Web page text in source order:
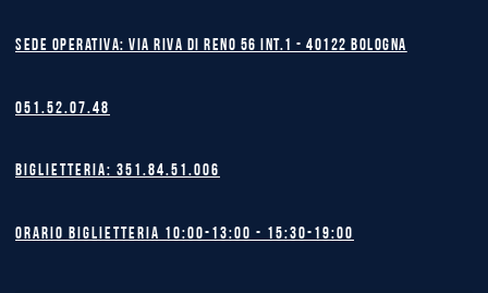
Sede operativa: Via Riva di Reno 56 int.1 - 40122 BOLOGNA
051.52.07.48
Biglietteria: 351.84.51.006
Orario biglietteria 10:00-13:00 - 15:30-19:00